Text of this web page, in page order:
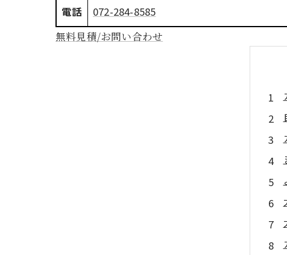
電話
072-284-8585
無料見積/お問い合わせ